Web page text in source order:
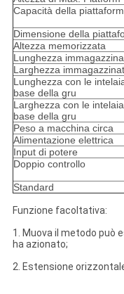
Capacità della
Dimensione della
Altezza memorizzata
Lunghezza
Larghezza
Lunghezza con le
base della gru
Larghezza con le
base della gru
Peso a macchina circa
Alimentazione elettrica
Input di potere
Doppio controllo
Standard
Funzione facoltativa:
1. Muova il metodo può
ha azionato;
2. Estensione